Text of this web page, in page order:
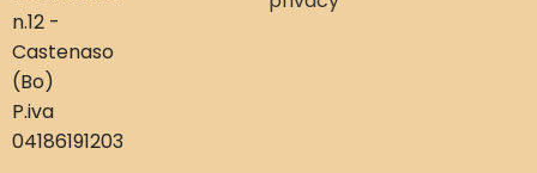
n.12 -
Castenaso
(Bo)
P.iva
04186191203